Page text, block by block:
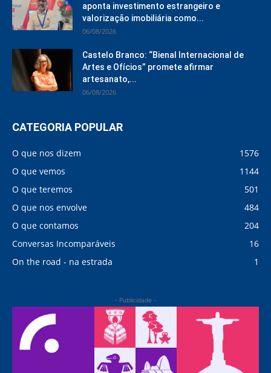
aponta investimento estrangeiro e
valorização imobiliária como...
06/08/2026
Castelo Branco: “Bienal Internacional de
Artes e Ofícios” promete afirmar
artesanato,...
06/08/2026
CATEGORIA POPULAR
O que nos dizem
1576
O que vemos
1144
O que teremos
501
O que nos envolve
484
O que contamos
204
Conversas Incomparáveis
16
On the road - na estrada
1
- Publicidade -